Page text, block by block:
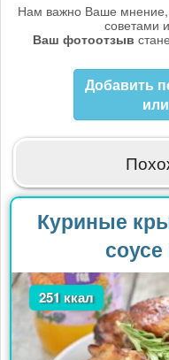
Нам важно Ваше мнение,
советами
Ваш фотоотзыв
Добавить
Куриные
251 ккал